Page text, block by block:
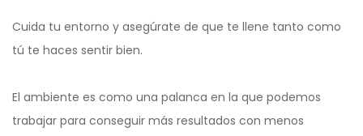
Cuida tu entorno y asegúrate de que te llene tanto como
tú te haces sentir bien.
El ambiente es como una palanca en la que podemos
trabajar para conseguir más resultados con menos